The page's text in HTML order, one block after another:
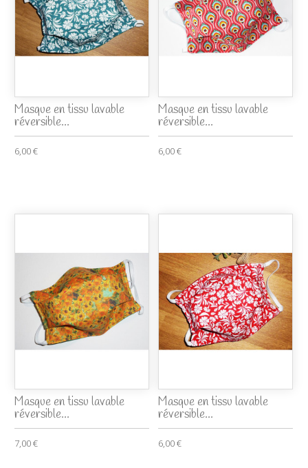
Masque en tissu lavable
réversible...
6,00 €
Masque en tissu lavable
réversible...
6,00 €
Masque en tissu lavable
réversible...
7,00 €
Masque en tissu lavable
réversible...
6,00 €